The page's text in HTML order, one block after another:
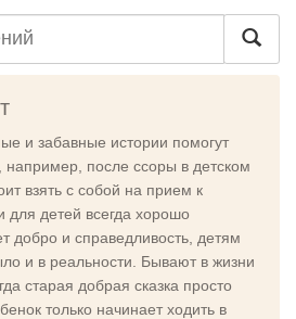
и забавные истории помогут
например, после ссоры в детском
взять с собой на прием к
для детей всегда хорошо
добро и справедливость, детям
и в реальности. Бывают в жизни
старая добрая сказка просто
только начинает ходить в